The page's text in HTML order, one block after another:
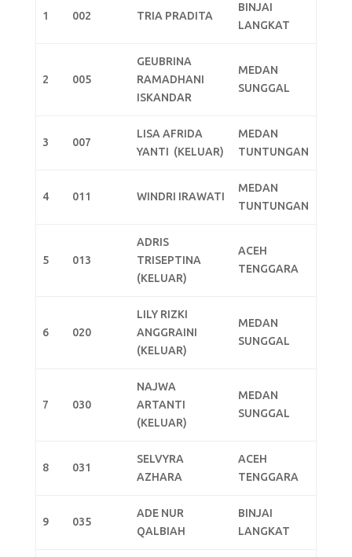
1 002 TRIA PRADITA
BINJAI
LANGKAT
2 005
GEUBRINA
RAMADHANI
ISKANDAR
MEDAN
SUNGGAL
3 007
LISA AFRIDA
YANTI (KELUAR)
MEDAN
TUNTUNGAN
4 011 WINDRI IRAWATI
MEDAN
TUNTUNGAN
5 013
ADRIS
TRISEPTINA
(KELUAR)
ACEH
TENGGARA
6 020
LILY RIZKI
ANGGRAINI
(KELUAR)
MEDAN
SUNGGAL
7 030
NAJWA
ARTANTI
(KELUAR)
MEDAN
SUNGGAL
8 031
SELVYRA
AZHARA
ACEH
TENGGARA
9 035
ADE NUR
QALBIAH
BINJAI
LANGKAT